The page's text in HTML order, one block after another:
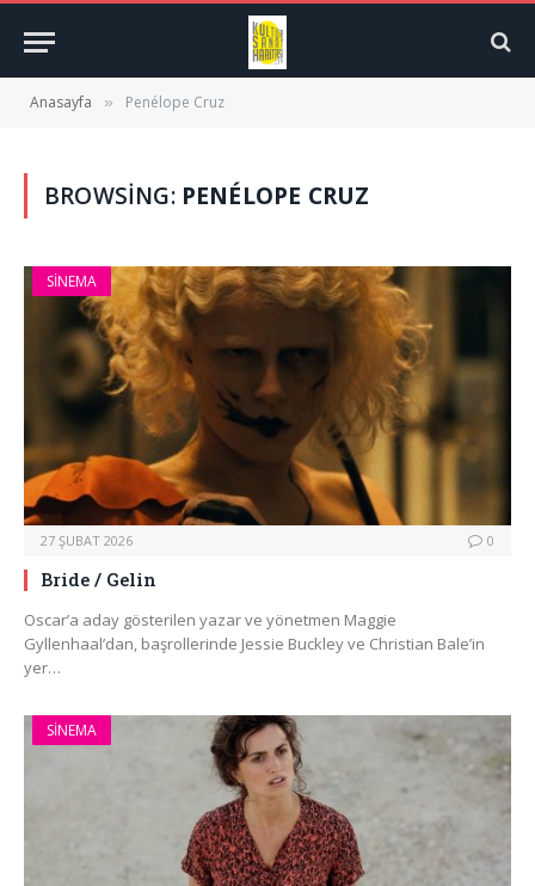
Anasayfa » Penélope Cruz
BROWSING: PENÉLOPE CRUZ
SINEMA
27 ŞUBAT 2026 0
Bride / Gelin
Oscar’a aday gösterilen yazar ve yönetmen Maggie
Gyllenhaal’dan, başrollerinde Jessie Buckley ve Christian Bale’in
yer…
SINEMA